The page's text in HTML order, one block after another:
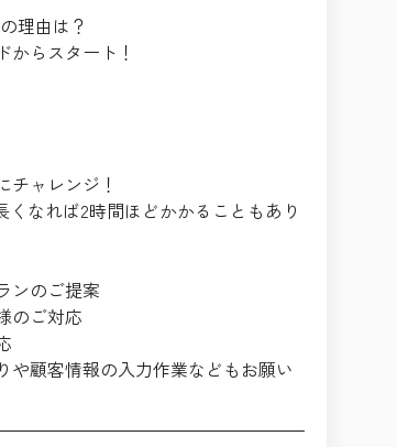
理由は？
からスタート！
ャレンジ！
なれば2時間ほどかかることもあり
ンのご提案
のご対応
や顧客情報の入力作業などもお願い